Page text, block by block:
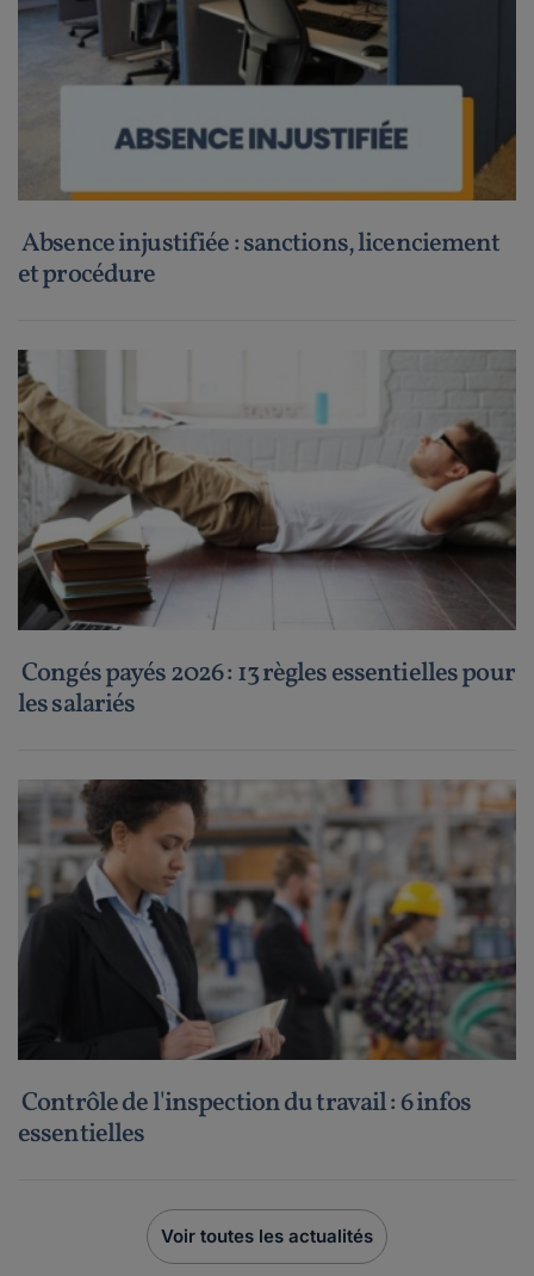
Absence injustifiée : sanctions, licenciement
et procédure
Congés payés 2026 : 13 règles essentielles pour
les salariés
Contrôle de l'inspection du travail : 6 infos
essentielles
Voir toutes les actualités